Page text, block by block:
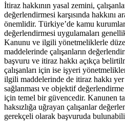
İtiraz hakkının yasal zemini,
değerlendirmesi karşısında hakkını
önemlidir. Türkiye’de kamu
değerlendirmesi uygulamaları
Kanunu ve ilgili yönetmeliklerle
maddelerinde çalışanların
başvuru ve itiraz hakkı açıkça
çalışanları için ise işyeri
ilgili maddelerinde de itiraz hakkı
sağlanması ve objektif
için temel bir güvencedir. Kanunen
haksızlığa uğrayan çalışanlar
gerekçeli olarak başvuruda